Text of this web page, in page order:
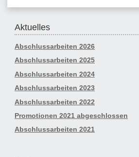
Aktuelles
Abschlussarbeiten 2026
Abschlussarbeiten 2025
Abschlussarbeiten 2024
Abschlussarbeiten 2023
Abschlussarbeiten 2022
Promotionen 2021 abgeschlossen
Abschlussarbeiten 2021